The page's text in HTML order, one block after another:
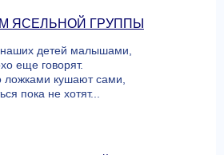
ЯСЕЛЬНОЙ ГРУППЫ
детей малышами,
еще говорят.
ложками кушают сами,
пока не хотят...